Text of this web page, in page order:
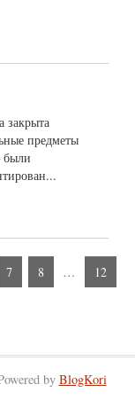
закрыта
предметы
были
7 8 … 12
by BlogKori